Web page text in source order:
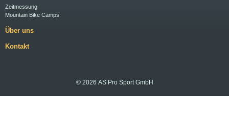
Zeitmessung
Mountain Bike Camps
Über uns
Kontakt
© 2026 AS Pro Sport GmbH